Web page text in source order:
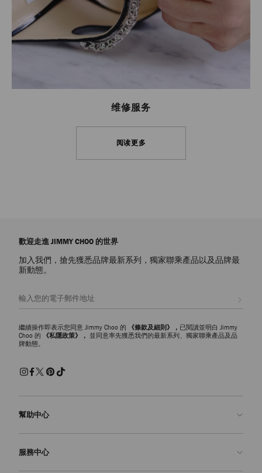
维修服务
阅读更多
歡迎走進 JIMMY CHOO 的世界
加入我們，搶先獲悉品牌最新系列，獨家聯乘產品以及品牌最
新動態。
繼續操作即表示您同意 Jimmy Choo 的 《條款及細則》， 已閱讀並明白 Jimmy
Choo 的
《私隱政策》， 並同意率先獲悉我們的最新系列、獨家聯乘產品及品
牌動態。
幫助中心
常見問題解答
服務中心